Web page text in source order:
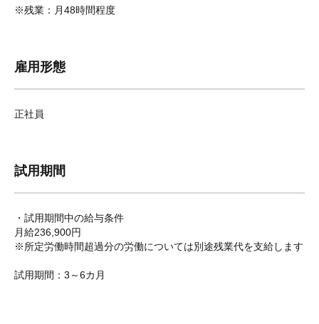
※残業：月48時間程度
雇用形態
正社員
試用期間
・試用期間中の給与条件
月給236,900円
※所定労働時間超過分の労働については別途残業代を支給します
試用期間：3～6カ月